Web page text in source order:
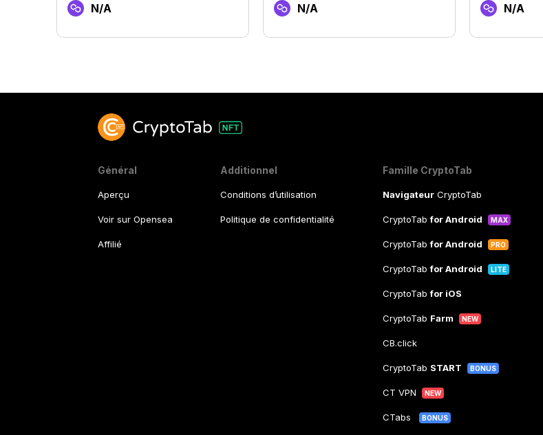
N/A N/A N/A
Général
Aperçu
Voir sur Opensea
Affilié
Additionnel
Conditions d’utilisation
Politique de confidentialité
Famille CryptoTab
NavigateurCryptoTab
CryptoTabfor Android MAX
CryptoTabfor Android PRO
CryptoTabfor Android LITE
CryptoTabfor iOS
CryptoTab Farm NEW
CB.click
CryptoTab START BONUS
CT VPN NEW
CTabs BONUS